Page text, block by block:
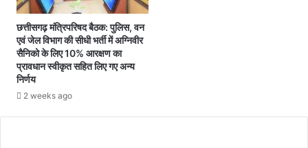
का
क्र
लि
स
को
आ
छत्तीसगढ़ मंत्रिपरिषद बैठक: पुलिस, वन
एवं जेल विभाग की सीधी भर्ती में अग्निवीर
सैनिको के लिए 10% आरक्षण का
प्रावधान स्वीकृत सहित लिए गए अन्य
निर्णय
2 weeks ago